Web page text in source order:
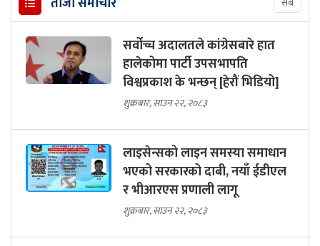
सर्वोच्च अदालतले कांग्रेसबारे हात
हालेकोमा पार्टी उपसभापति
विश्वप्रकाश के भन्छन् [हेरौं भिडियो]
शुक्रबार, साउन २२, २०८३
लाइसेन्सको लाइन समस्या समाधान
भएको सरकारको दाबी, नयाँ ईडीएल
र भीआरएस प्रणाली लागू
शुक्रबार, साउन २२, २०८३